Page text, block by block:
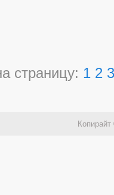
страницу: 1 2 3